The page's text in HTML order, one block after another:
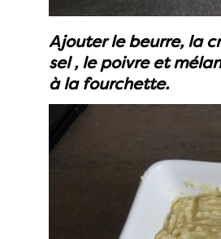
Ajouter le beurre, la
sel , le poivre et
à la fourchette.